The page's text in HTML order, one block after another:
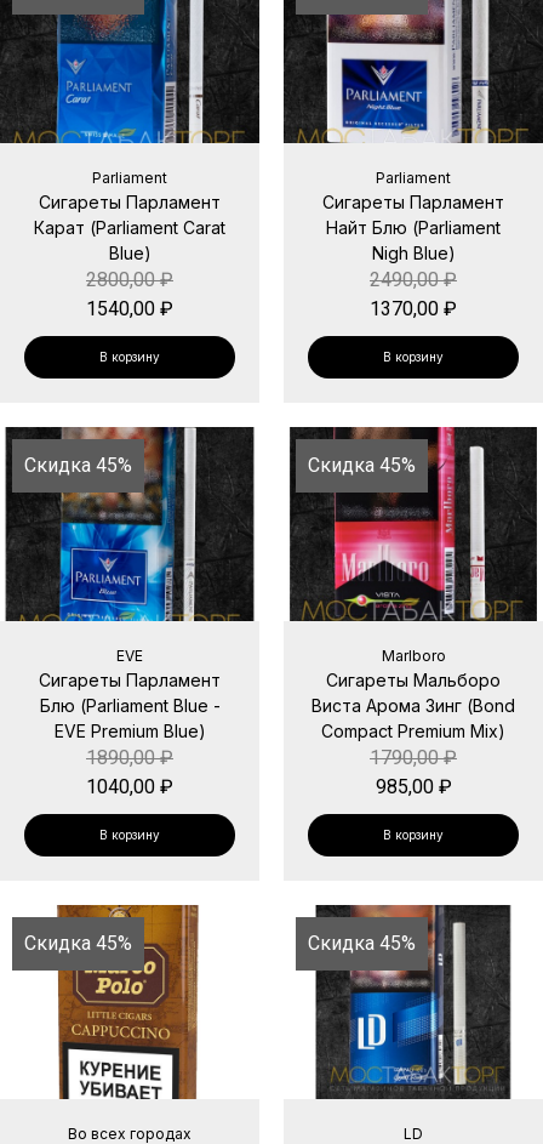
Parliament
Сигареты Парламент
Карат (Parliament Carat
Blue)
2800,00₽
1540,00 ₽
В корзину
Parliament
Сигареты Парламент
Найт Блю (Parliament
Nigh Blue)
2490,00₽
1370,00 ₽
В корзину
Скидка 45%
EVE
Сигареты Парламент
Блю (Parliament Blue -
EVE Premium Blue)
1890,00₽
1040,00 ₽
В корзину
Скидка 45%
Marlboro
Сигареты Мальборо
Виста Арома Зинг (Bond
Compact Premium Mix)
1790,00₽
985,00 ₽
В корзину
Скидка 45%
Во всех городах
Скидка 45%
LD